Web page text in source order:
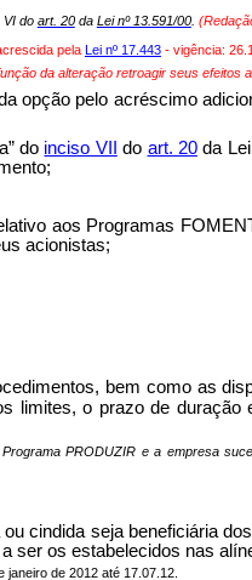
VI do art. 20da Lei nº 13.591/00.
pela Lei nº 17.443- vigência:
da alteração retroagir seus efeitos
opção pelo acréscimo
do inciso VII do art. 20da Lei
aos Programas
acionistas;
bem como as
limites, o prazo de
PRODUZIR e a empresa
cindida seja beneficiária
ser os estabelecidos nas
de 2012 até 17.07.12.